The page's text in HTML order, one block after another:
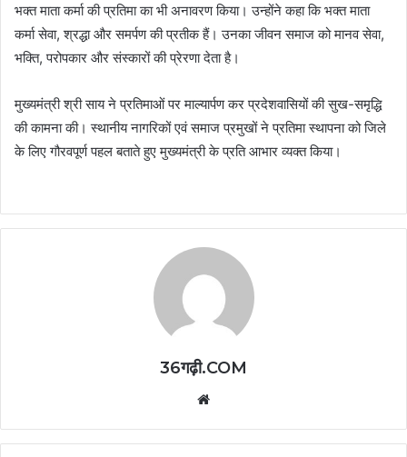
भक्त माता कर्मा की प्रतिमा का भी अनावरण किया। उन्होंने कहा कि भक्त माता
कर्मा सेवा, श्रद्धा और समर्पण की प्रतीक हैं। उनका जीवन समाज को मानव सेवा,
भक्ति, परोपकार और संस्कारों की प्रेरणा देता है।
मुख्यमंत्री श्री साय ने प्रतिमाओं पर माल्यार्पण कर प्रदेशवासियों की सुख-समृद्धि
की कामना की। स्थानीय नागरिकों एवं समाज प्रमुखों ने प्रतिमा स्थापना को जिले
के लिए गौरवपूर्ण पहल बताते हुए मुख्यमंत्री के प्रति आभार व्यक्त किया।
36गढ़ी.COM